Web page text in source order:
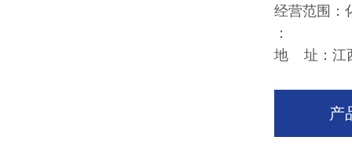
经营范围：
：
地 址：江
产